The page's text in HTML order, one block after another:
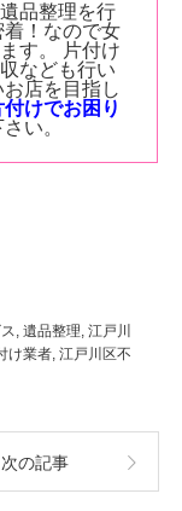
品整理を行
着！なので女
す。
片付け
なども行い
店を目指し
けでお困り
い。
, 遺品整理, 江戸川
け業者, 江戸川区不
次の記事